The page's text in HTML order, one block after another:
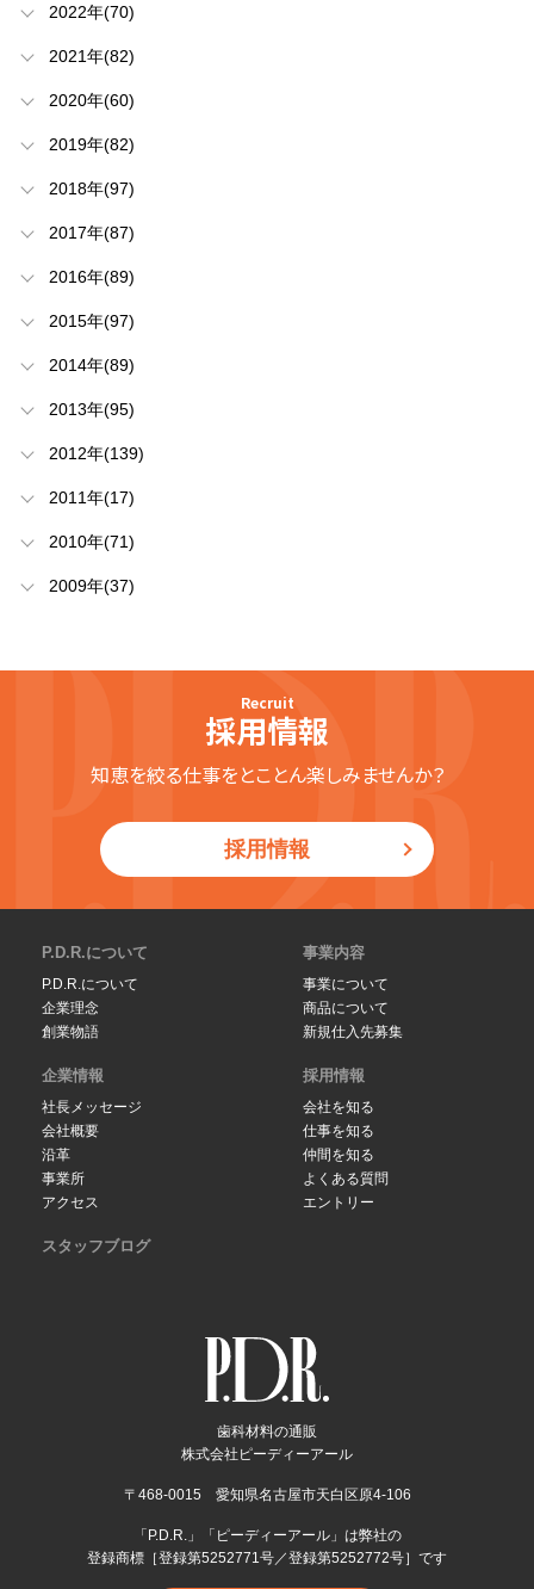
2022年(70)
2021年(82)
2020年(60)
2019年(82)
2018年(97)
2017年(87)
2016年(89)
2015年(97)
2014年(89)
2013年(95)
2012年(139)
2011年(17)
2010年(71)
2009年(37)
Recruit
採用情報
知恵を絞る仕事をとことん楽しみませんか？
採用情報
歯科材料の通販
株式会社ピーディーアール
〒468-0015 愛知県名古屋市天白区原4-106
「P.D.R.」「ピーディーアール」は弊社の
登録商標［登録第5252771号／登録第5252772号］です
P.D.R.について
P.D.R.について
企業理念
創業物語
事業内容
事業について
商品について
新規仕入先募集
企業情報
社長メッセージ
会社概要
沿革
事業所
アクセス
採用情報
会社を知る
仕事を知る
仲間を知る
よくある質問
エントリー
スタッフブログ